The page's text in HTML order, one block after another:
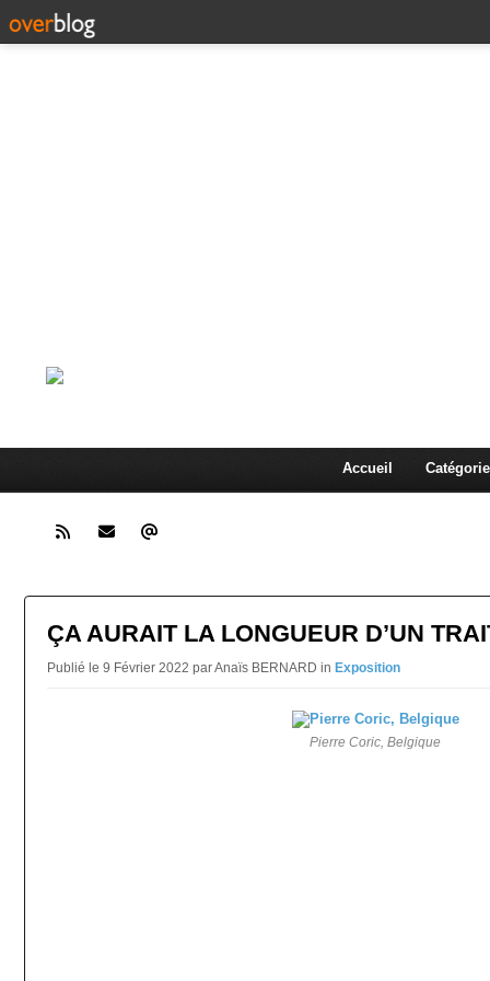
Accueil
ÇA AURAIT LA LONGUEUR D’UN
Publié le 9 Février 2022 par Anaïs BERNARD in Exposition
Pierre Coric, Belgique